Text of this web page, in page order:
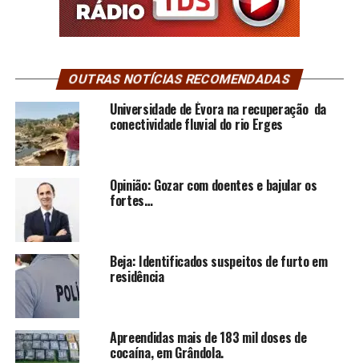
OUTRAS NOTÍCIAS RECOMENDADAS
Universidade de Évora na recuperação da
conectividade fluvial do rio Erges
Opinião: Gozar com doentes e bajular os
fortes…
Beja: Identificados suspeitos de furto em
residência
Apreendidas mais de 183 mil doses de
cocaína, em Grândola.